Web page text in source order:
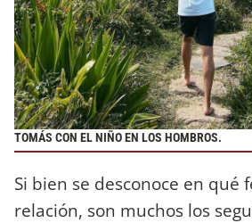
TOMÁS CON EL NIÑO EN LOS HOMBROS.
Si bien se desconoce en qué
relación, son muchos los